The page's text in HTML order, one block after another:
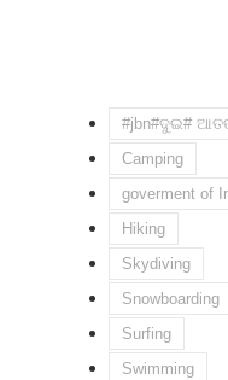
#jbn#ଦୁଇ#
Camping
goverment of
Hiking
Skydiving
Snowboarding
Surfing
Swimming